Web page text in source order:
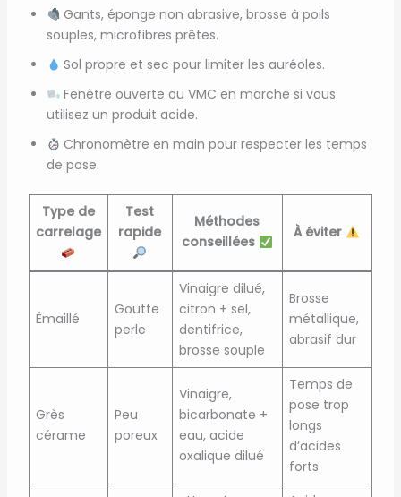
Gants, éponge non abrasive, brosse à poils
souples, microfibres prêtes.
Sol propre et sec pour limiter les auréoles.
Fenêtre ouverte ou VMC en marche si vous
utilisez un produit acide.
Chronomètre en main pour respecter les temps
de pose.
Type de
carrelage
Test
rapide
Méthodes
conseillées
À éviter
Émaillé
Goutte
perle
Vinaigre dilué,
citron + sel,
dentifrice,
brosse souple
Brosse
métallique,
abrasif dur
Grès
cérame
Peu
poreux
Vinaigre,
bicarbonate +
eau, acide
oxalique dilué
Temps de
pose trop
longs
d’acides
forts